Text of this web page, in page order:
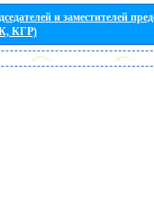
и заместителей
КГР)